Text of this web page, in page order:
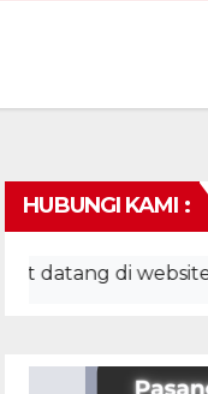
HUBUNGI KAMI :
di website kami,